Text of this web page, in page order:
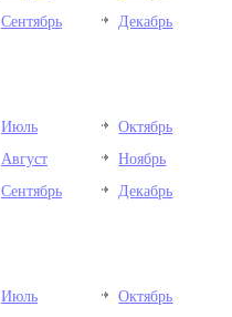
Сентябрь
Декабрь
Июль
Август
Сентябрь
Октябрь
Ноябрь
Декабрь
Июль
Октябрь